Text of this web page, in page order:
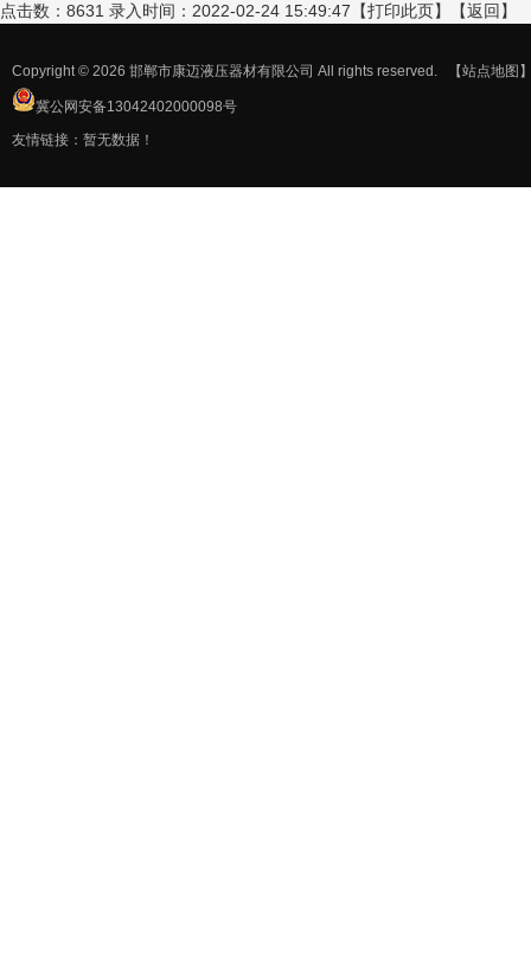
点击数：8631 录入时间：2022-02-24 15:49:47【打印此页】【返回 】
Copyright © 2026 邯郸市康迈液压器材有限公司 All rights reserved. 【站点地图
冀公网安备13042402000098号
友情链接：暂无数据！